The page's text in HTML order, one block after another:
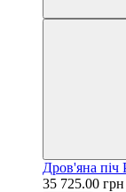
Дров'яна піч
35 725.00 грн